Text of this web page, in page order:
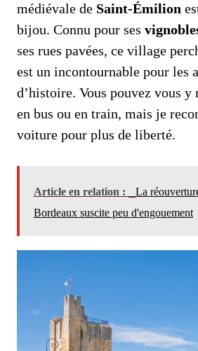
médiévale de Saint-Émilion
bijou. Connu pour ses
ses rues pavées, ce village
est un incontournable pour les
d’histoire. Vous pouvez vous
en bus ou en train, mais je
voiture pour plus de liberté.
Article en relation :
La
Bordeaux suscite peu d'engouement